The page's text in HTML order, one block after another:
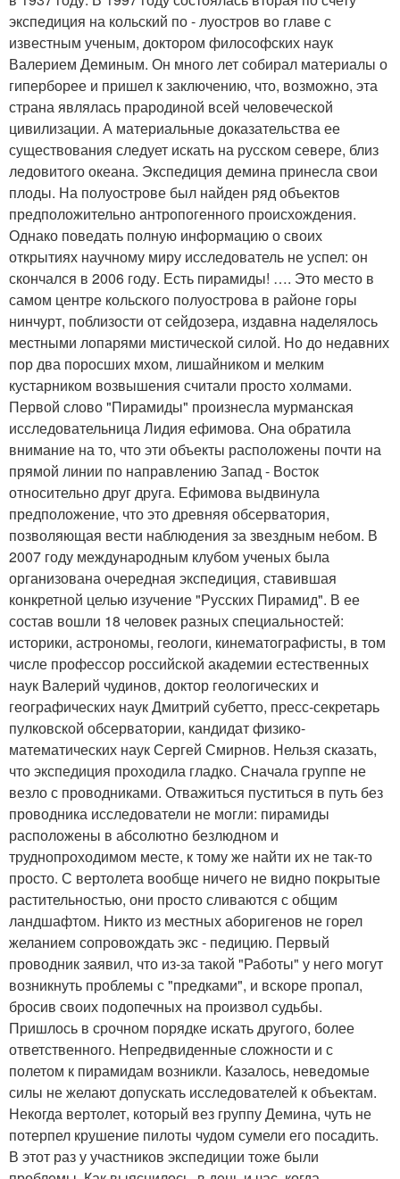
экспедиция на кольский по - луостров во главе с
известным ученым, доктором философских наук
Валерием Деминым. Он много лет собирал материалы о
гиперборее и пришел к заключению, что, возможно, эта
страна являлась прародиной всей человеческой
цивилизации. А материальные доказательства ее
существования следует искать на русском севере, близ
ледовитого океана. Экспедиция демина принесла свои
плоды. На полуострове был найден ряд объектов
предположительно антропогенного происхождения.
Однако поведать полную информацию о своих
открытиях научному миру исследователь не успел: он
скончался в 2006 году. Есть пирамиды! …. Это место в
самом центре кольского полуострова в районе горы
нинчурт, поблизости от сейдозера, издавна наделялось
местными лопарями мистической силой. Но до недавних
пор два поросших мхом, лишайником и мелким
кустарником возвышения считали просто холмами.
Первой слово "Пирамиды" произнесла мурманская
исследовательница Лидия ефимова. Она обратила
внимание на то, что эти объекты расположены почти на
прямой линии по направлению Запад - Восток
относительно друг друга. Ефимова выдвинула
предположение, что это древняя обсерватория,
позволяющая вести наблюдения за звездным небом. В
2007 году международным клубом ученых была
организована очередная экспедиция, ставившая
конкретной целью изучение "Русских Пирамид". В ее
состав вошли 18 человек разных специальностей:
историки, астрономы, геологи, кинематографисты, в том
числе профессор российской академии естественных
наук Валерий чудинов, доктор геологических и
географических наук Дмитрий субетто, пресс-секретарь
пулковской обсерватории, кандидат физико-
математических наук Сергей Смирнов. Нельзя сказать,
что экспедиция проходила гладко. Сначала группе не
везло с проводниками. Отважиться пуститься в путь без
проводника исследователи не могли: пирамиды
расположены в абсолютно безлюдном и
труднопроходимом месте, к тому же найти их не так-то
просто. С вертолета вообще ничего не видно покрытые
растительностью, они просто сливаются с общим
ландшафтом. Никто из местных аборигенов не горел
желанием сопровождать экс - педицию. Первый
проводник заявил, что из-за такой "Работы" у него могут
возникнуть проблемы с "предками", и вскоре пропал,
бросив своих подопечных на произвол судьбы.
Пришлось в срочном порядке искать другого, более
ответственного. Непредвиденные сложности и с
полетом к пирамидам возникли. Казалось, неведомые
силы не желают допускать исследователей к объектам.
Некогда вертолет, который вез группу Демина, чуть не
потерпел крушение пилоты чудом сумели его посадить.
В этот раз у участников экспедиции тоже были